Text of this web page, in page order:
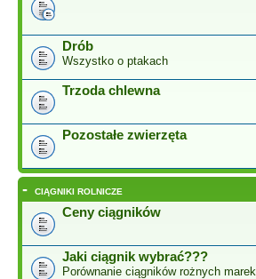
Drób
Wszystko o ptakach
Trzoda chlewna
Pozostałe zwierzęta
- CIĄGNIKI ROLNICZE
Ceny ciągników
Jaki ciągnik wybrać???
Porównanie ciągników rożnych marek